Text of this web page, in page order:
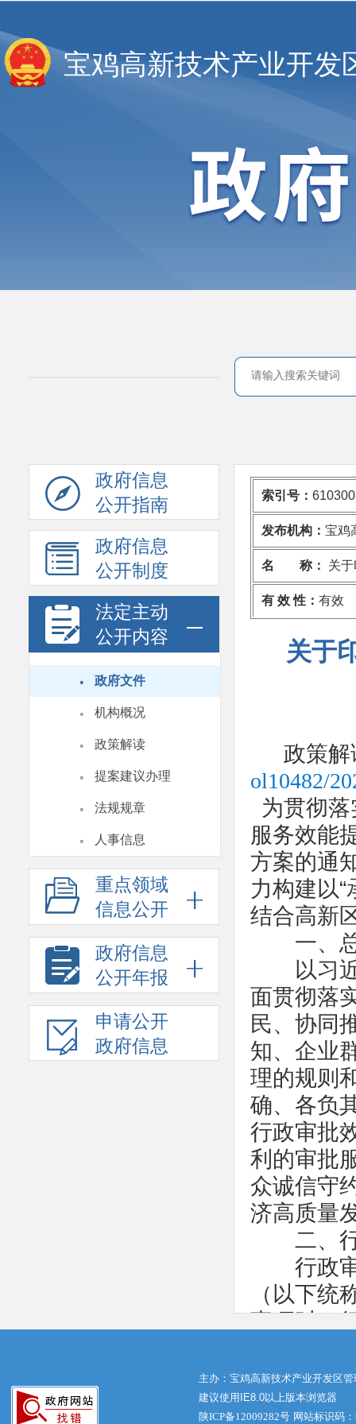
宝鸡高新技术产业开发
政府信息
公开指南
政府信息
公开制度
法定主动
公开内容
· 政府文件
· 机构概况
· 政策解读
· 提案建议办理
· 法规规章
· 人事信息
重点领域
信息公开
政府信息
公开年报
申请公开
政府信息
索引号：
发布机构： 宝鸡
名 称： 关
有 效 性： 有效
关于
政策解
ol10482/
为贯彻
服务效能
方案的通
力构建以
结合高新
一、总
以习近
面贯彻落
民、协同
知、企业
理的规则
确、各负
行政审批
利的审批
众诚信守
济高质量
二、行
行政审
（以下统
事项时，
合审批条
相关法律
主办：宝鸡高新技术产业开发区
建议使用IE8.0以上版本浏览器
陕ICP备12009282号 网站标识码